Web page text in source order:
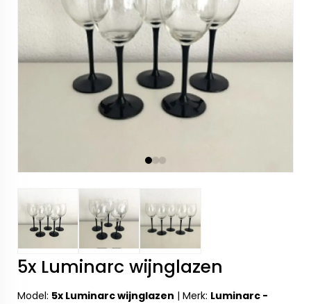
5x Luminarc wijnglazen
Model: 5x Luminarc wijnglazen | Merk: Luminarc -